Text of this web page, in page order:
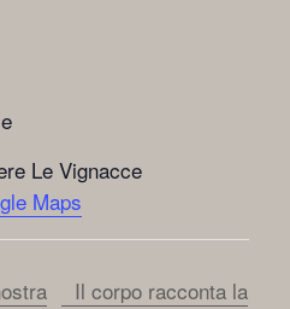
Le Vignacce
Maps
Il corpo racconta la